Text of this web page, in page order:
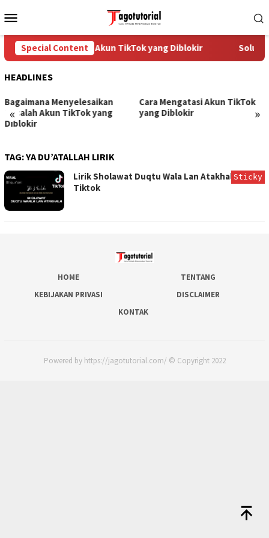
to
Menu
Special Content
Cara Mengatasi Akun TikTok yang Diblokir Solusi
HEADLINES
« »
Bagaimana Menyelesaikan
Masalah Akun TikTok yang
Diblokir
Cara Mengatasi Akun TikTok
yang Diblokir
TAG:YA DU’ATALLAH LIRIK
Lirik Sholawat Duqtu Wala Lan Atakhala Viral
Tiktok
Sticky
HOME
TENTANG
KEBIJAKAN PRIVASI
DISCLAIMER
KONTAK
Powered by https://jagotutorial.com/ © Copyright 2022